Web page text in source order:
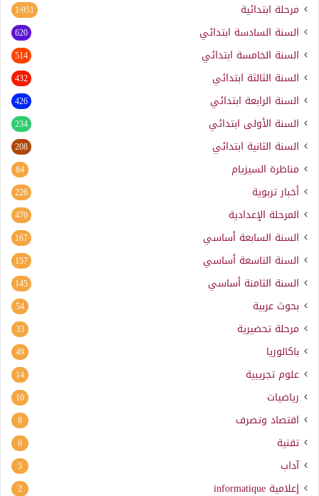
مرحلة ابتدائية 1٬951
السنة السادسة ابتدائي 620
السنة الخامسة ابتدائي 514
السنة الثالثة ابتدائي 432
السنة الرابعة ابتدائي 426
السنة الأولى ابتدائي 234
السنة الثانية ابتدائي 208
مناظرة السيزيام 84
أخبار تربوية 226
المرحلة الإعدادية 470
السنة السابعة أساسي 167
السنة التاسعة أساسي 157
السنة الثامنة أساسي 145
بحوث عربية 54
مرحلة تحضيرية 33
باكالوريا 49
علوم تجريبية 14
رياضيات 10
اقتصاد وتصرف 8
تقنية 6
آداب 5
إعلامية informatique
2